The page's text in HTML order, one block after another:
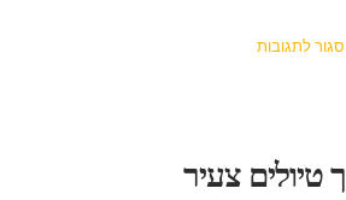
סגור לתגובותעל
טיולים צעיר